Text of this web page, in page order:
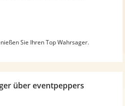
Sie Ihren Top Wahrsager.
über eventpeppers